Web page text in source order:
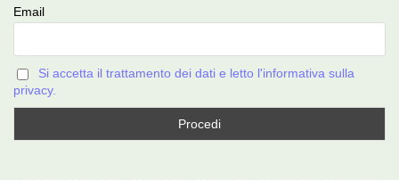
Email
Si accetta il trattamento dei dati e letto l'informativa sulla
privacy.